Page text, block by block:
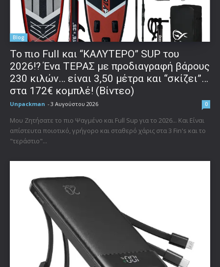
Blog
To πιο Full και “ΚΑΛΥΤΕΡΟ” SUP του
2026!? Ένα ΤΕΡΑΣ με προδιαγραφή βάρους
230 κιλών… είναι 3,50 μέτρα και “σκίζει”…
στα 172€ κομπλέ! (Βίντεο)
Unpackman - 3 Αυγούστου 2026 0
Μου Ζητήσατε το πιο Ψαγμένο και Full Sup για το 2026... Και Είναι
απίστευτα ποιοτικό, γρήγορο και σταθερό χάρις στα 3 Fin's και το
"τεράστιο"...